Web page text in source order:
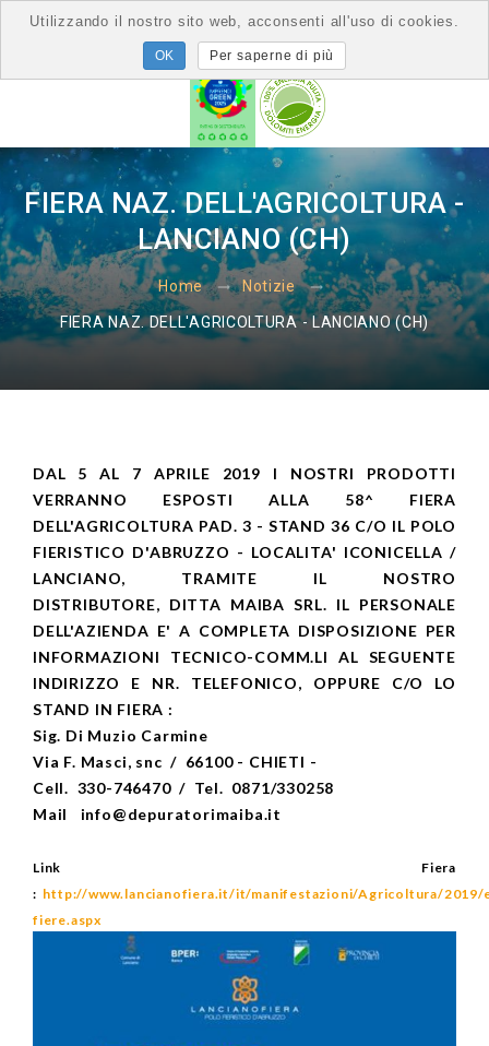
FIERA NAZ. DELL'AGRICOLTURA -
LANCIANO (CH)
Home Notizie
FIERA NAZ. DELL'AGRICOLTURA - LANCIANO (CH)
DAL 5 AL 7 APRILE 2019 I NOSTRI PRODOTTI
VERRANNO ESPOSTI ALLA 58^ FIERA
DELL'AGRICOLTURA PAD. 3 - STAND 36 C/O IL POLO
FIERISTICO D'ABRUZZO - LOCALITA' ICONICELLA /
LANCIANO, TRAMITE IL NOSTRO
DISTRIBUTORE, DITTA MAIBA SRL. IL PERSONALE
DELL'AZIENDA E' A COMPLETA DISPOSIZIONE PER
INFORMAZIONI TECNICO-COMM.LI AL SEGUENTE
INDIRIZZO E NR. TELEFONICO, OPPURE C/O LO
STAND IN FIERA :
Sig. Di Muzio Carmine
Via F. Masci, snc / 66100 - CHIETI -
Cell. 330-746470 / Tel. 0871/330258
Mail info@depuratorimaiba.it
Link Fiera
: http://www.lancianofiera.it/it/manifestazioni/Agricoltura/2019/
fiere.aspx
Utilizzando il nostro sito web, acconsenti all'uso di cookies.
Per saperne di più